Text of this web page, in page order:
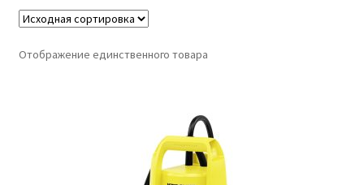
Мой аккаунт
Подтверждение заказа
Отображение единственного товара